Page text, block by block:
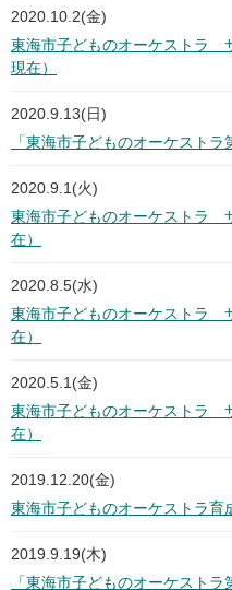
2020.10.2(金)
東海市子どものオーケストラ
現在）
2020.9.13(日)
「東海市子どものオーケスト
2020.9.1(火)
東海市子どものオーケストラ
在）
2020.8.5(水)
東海市子どものオーケストラ
在）
2020.5.1(金)
東海市子どものオーケストラ
在）
2019.12.20(金)
東海市子どものオーケストラ育
2019.9.19(木)
「東海市子どものオーケスト